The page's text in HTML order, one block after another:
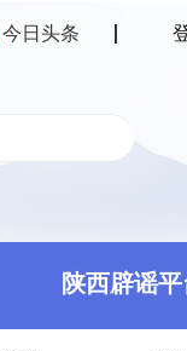
今日头条
陕西辟谣